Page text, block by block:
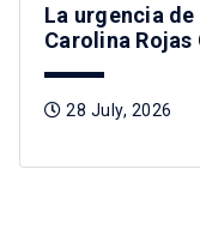
La urgencia
Carolina
28 July, 2026